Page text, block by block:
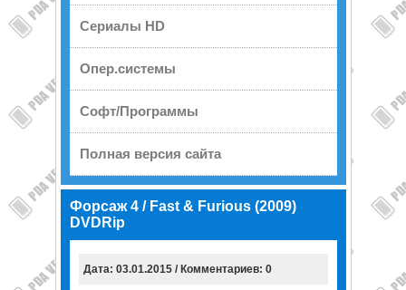
Сериалы HD
Опер.системы
Софт/Программы
Полная версия сайта
Форсаж 4 / Fast & Furious (2009)
DVDRip
Дата: 03.01.2015 / Комментариев: 0